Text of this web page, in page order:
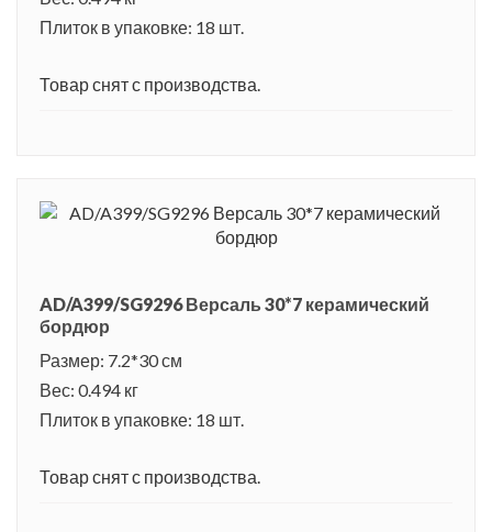
Плиток в упаковке: 18 шт.
Товар снят с производства.
AD/A399/SG9296 Версаль 30*7 керамический
бордюр
Размер: 7.2*30 см
Вес: 0.494 кг
Плиток в упаковке: 18 шт.
Товар снят с производства.